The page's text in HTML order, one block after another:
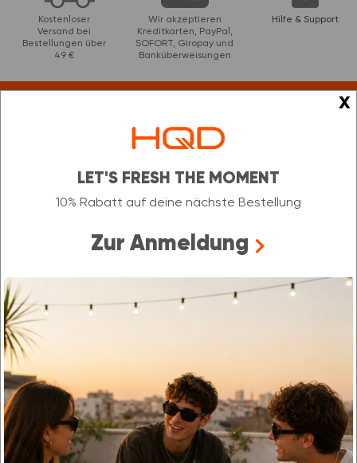
Konfigurieren
Ablehnen
Kostenloser
Versand bei
Bestellungen über
49 €
Wir akzeptieren
Kreditkarten, PayPal,
SOFORT, Giropay und
Banküberweisungen
Hilfe & Support
NEWSLETTER ABONNIEREN &
10 % RABATT SICHERN
Der Rabattcode ist nur einmal gültig und nicht kombinierbar mit
Aktionen oder anderen Rabattcodes.
Newsletter Abonnieren
Bitte senden Sie mir entsprechend IhrerDatenschutzerklärung
regelmäßig und jederzeit widerruflich Informationen zu Ihrem
Produktsortiment per E-Mail zu.
HQD
x
LET'S FRESH THE MOMENT
10% Rabatt auf deine nächste Bestellung
Zur Anmeldung